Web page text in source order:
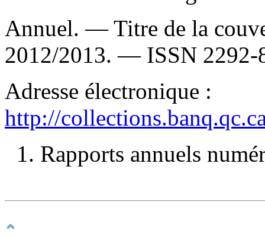
Annuel. — Titre de la
2012/2013. — ISSN 2292-
Adresse électronique :
http://
1. Rapports annuels